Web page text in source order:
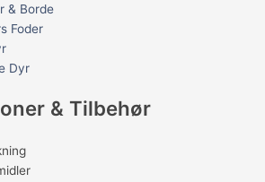
& Borde
Foder
Dyr
& Tilbehør